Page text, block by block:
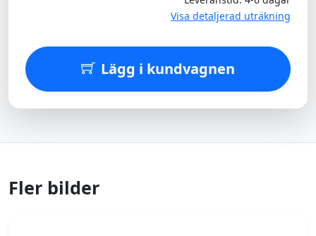
Visa detaljerad uträkning
Lägg i kundvagnen
Fler bilder